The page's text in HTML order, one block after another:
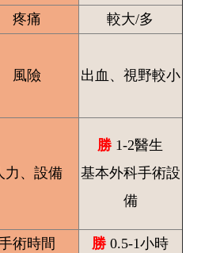
疼痛
較大/多
風險 出血、視野較小
力、設備
勝 1-2醫生
基本外科手術設
備
術時間 勝 0.5-1小時